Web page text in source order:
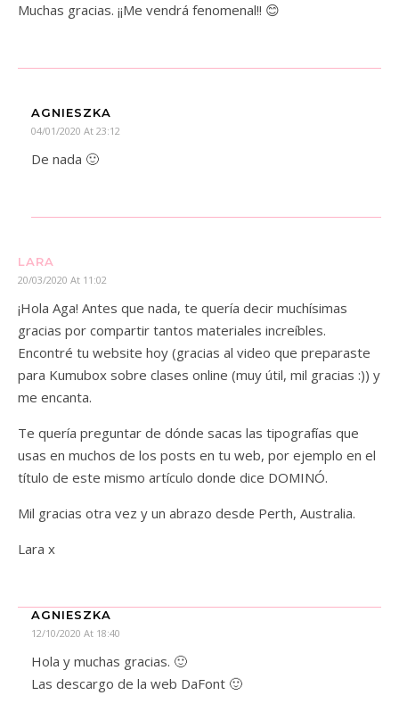
Muchas gracias. ¡¡Me vendrá fenomenal!! 😊
AGNIESZKA
04/01/2020 At 23:12
De nada 🙂
LARA
20/03/2020 At 11:02
¡Hola Aga! Antes que nada, te quería decir muchísimas
gracias por compartir tantos materiales increíbles.
Encontré tu website hoy (gracias al video que preparaste
para Kumubox sobre clases online (muy útil, mil gracias :)) y
me encanta.
Te quería preguntar de dónde sacas las tipografías que
usas en muchos de los posts en tu web, por ejemplo en el
título de este mismo artículo donde dice DOMINÓ.
Mil gracias otra vez y un abrazo desde Perth, Australia.
Lara x
AGNIESZKA
12/10/2020 At 18:40
Hola y muchas gracias. 🙂
Las descargo de la web DaFont 🙂